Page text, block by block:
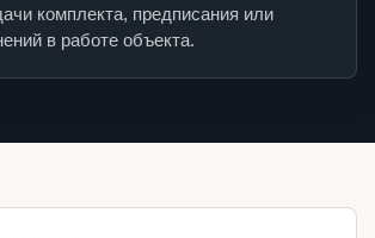
комплекта, предписания или
в работе объекта.